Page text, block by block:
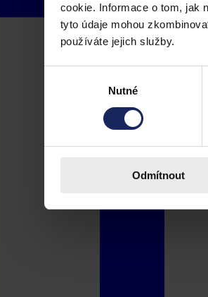
cookie. Informace o tom, jak
tyto údaje mohou
používáte jejich služby.
Nutné
Odmítnout